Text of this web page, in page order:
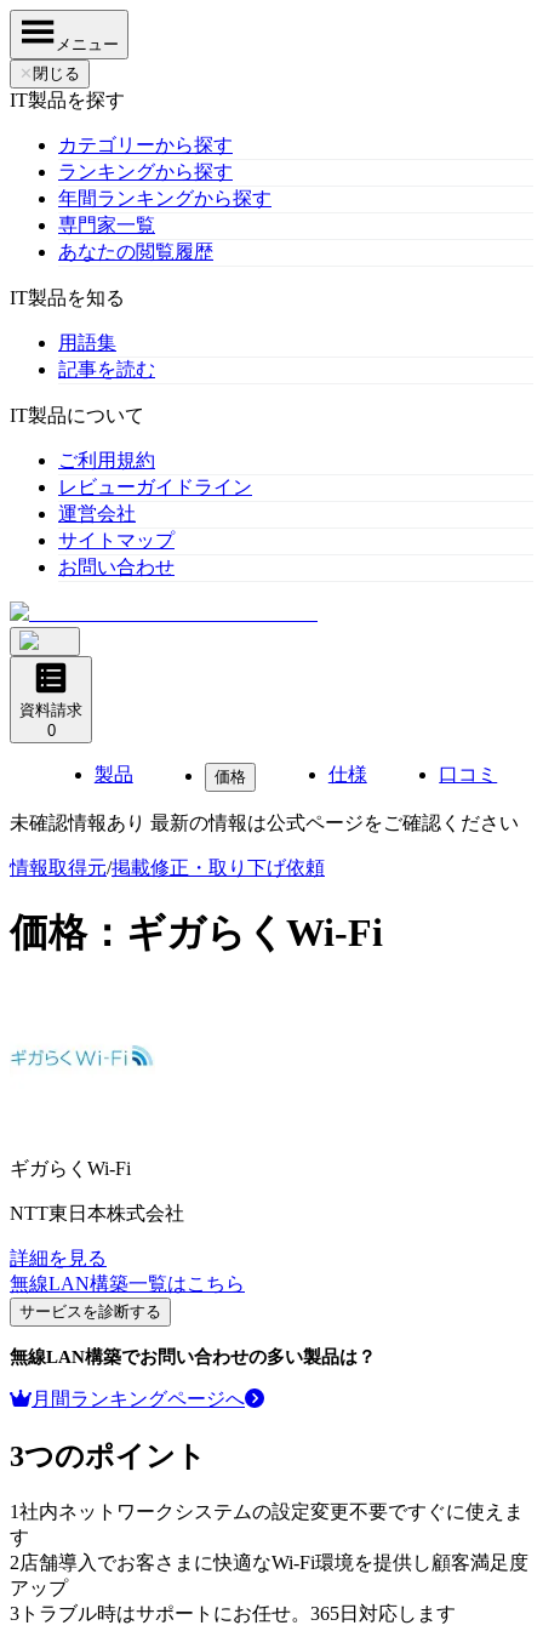
メニュー
✕ 閉じる
IT製品を探す
カテゴリーから探す
ランキングから探す
年間ランキングから探す
専門家一覧
あなたの閲覧履歴
IT製品を知る
用語集
記事を読む
IT製品について
ご利用規約
レビューガイドライン
運営会社
サイトマップ
お問い合わせ
資料請求
0
製品 価格 仕様 口コミ
未確認情報あり 最新の情報は公式ページをご確認ください
情報取得元/掲載修正・取り下げ依頼
価格： ギガらくWi-Fi
ギガらくWi-Fi
NTT東日本株式会社
詳細を見る
無線LAN構築一覧はこちら
サービスを診断する
無線LAN構築でお問い合わせの多い製品は？
月間ランキングページへ
3つのポイント
1社内ネットワークシステムの設定変更不要ですぐに使えま
す
2店舗導入でお客さまに快適なWi-Fi環境を提供し顧客満足度
アップ
3 トラブル時はサポートにお任せ。365日対応します